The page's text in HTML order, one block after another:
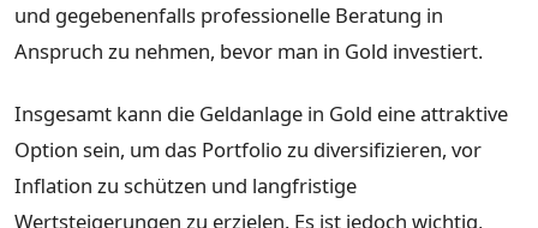
und gegebenenfalls professionelle Beratung in
Anspruch zu nehmen, bevor man in Gold investiert.
Insgesamt kann die Geldanlage in Gold eine attraktive
Option sein, um das Portfolio zu diversifizieren, vor
Inflation zu schützen und langfristige
Wertsteigerungen zu erzielen. Es ist jedoch wichtig,